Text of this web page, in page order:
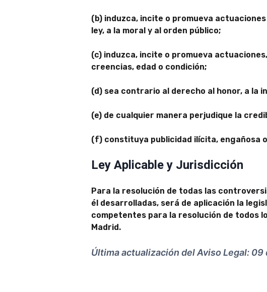
(b) induzca, incite o promueva
ley, a la moral y al orden público;
(c) induzca, incite o promueva
creencias, edad o condición;
(d) sea contrario al derecho al honor, a la
(e) de cualquier manera perjudique la
(f) constituya publicidad ilícita, engañosa
Ley Aplicable y Jurisdicción
Para la resolución de todas las
él desarrolladas, será de aplicación la
competentes para la resolución de todos
Madrid.
Última actualización del Aviso Legal: 09